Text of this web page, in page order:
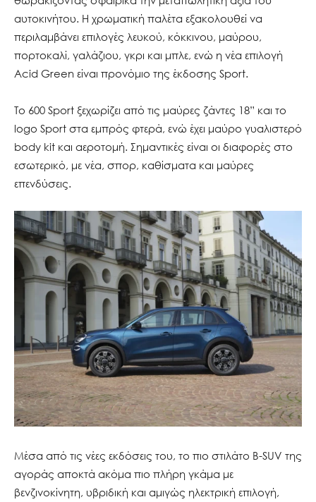
αυτοκινήτου. Η χρωματική παλέτα εξακολουθεί να
περιλαμβάνει επιλογές λευκού, κόκκινου, μαύρου,
πορτοκαλί, γαλάζιου, γκρι και μπλε, ενώ η νέα επιλογή
Acid Green είναι προνόμιο της έκδοσης Sport.
Το 600 Sport ξεχωρίζει από τις μαύρες ζάντες 18” και το
logo Sport στα εμπρός φτερά, ενώ έχει μαύρο γυαλιστερό
body kit και αεροτομή. Σημαντικές είναι οι διαφορές στο
εσωτερικό, με νέα, σπορ, καθίσματα και μαύρες
επενδύσεις.
Μέσα από τις νέες εκδόσεις του, το πιο στιλάτο B-SUV της
αγοράς αποκτά ακόμα πιο πλήρη γκάμα με
βενζινοκίνητη, υβριδική και αμιγώς ηλεκτρική επιλογή,